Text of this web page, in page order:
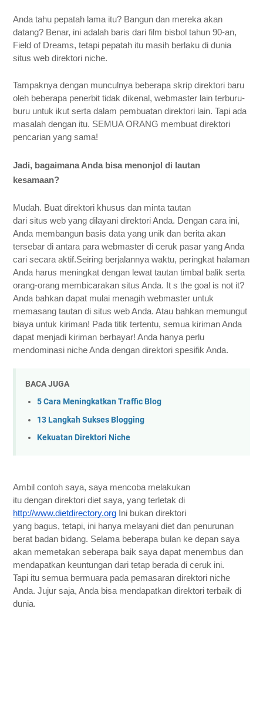
Anda tahu pepatah lama itu? Bangun dan mereka akan
datang? Benar, ini adalah baris dari film bisbol tahun 90-an,
Field of Dreams, tetapi pepatah itu masih berlaku di dunia
situs web direktori niche.
Tampaknya dengan munculnya beberapa skrip direktori baru
oleh beberapa penerbit tidak dikenal, webmaster lain terburu-
buru untuk ikut serta dalam pembuatan direktori lain. Tapi ada
masalah dengan itu. SEMUA ORANG membuat direktori
pencarian yang sama!
Jadi, bagaimana Anda bisa menonjol di lautan
kesamaan?
Mudah. Buat direktori khusus dan minta tautan
dari situs web yang dilayani direktori Anda. Dengan cara ini,
Anda membangun basis data yang unik dan berita akan
tersebar di antara para webmaster di ceruk pasar yang Anda
cari secara aktif.Seiring berjalannya waktu, peringkat halaman
Anda harus meningkat dengan lewat tautan timbal balik serta
orang-orang membicarakan situs Anda. It s the goal is not it?
Anda bahkan dapat mulai menagih webmaster untuk
memasang tautan di situs web Anda. Atau bahkan memungut
biaya untuk kiriman! Pada titik tertentu, semua kiriman Anda
dapat menjadi kiriman berbayar! Anda hanya perlu
mendominasi niche Anda dengan direktori spesifik Anda.
BACA JUGA
5 Cara Meningkatkan Traffic Blog
13 Langkah Sukses Blogging
Kekuatan Direktori Niche
Ambil contoh saya, saya mencoba melakukan
http://www.dietdirectory.org Ini bukan direktori
yang bagus, tetapi, ini hanya melayani diet dan penurunan
berat badan bidang. Selama beberapa bulan ke depan saya
akan memetakan seberapa baik saya dapat menembus dan
mendapatkan keuntungan dari tetap berada di ceruk ini.
Tapi itu semua bermuara pada pemasaran direktori niche
Anda. Jujur saja, Anda bisa mendapatkan direktori terbaik di
dunia.